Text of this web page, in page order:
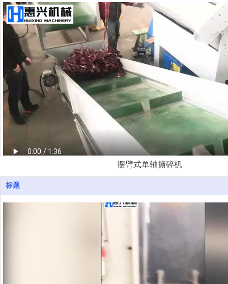
标题
摆臂式单轴撕碎机